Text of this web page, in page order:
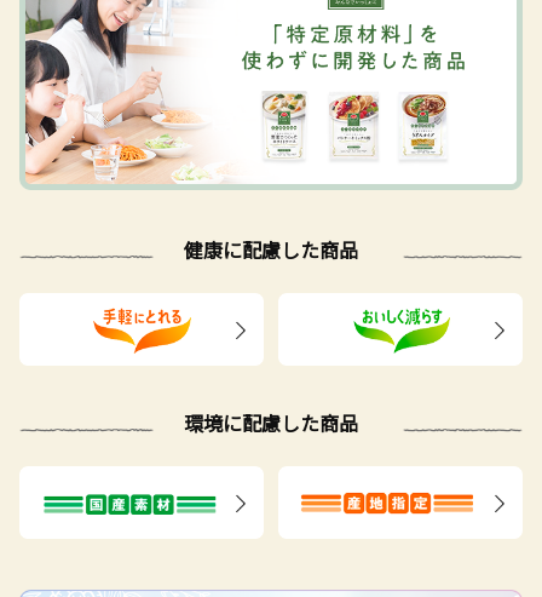
健康に配慮した商品
環境に配慮した商品